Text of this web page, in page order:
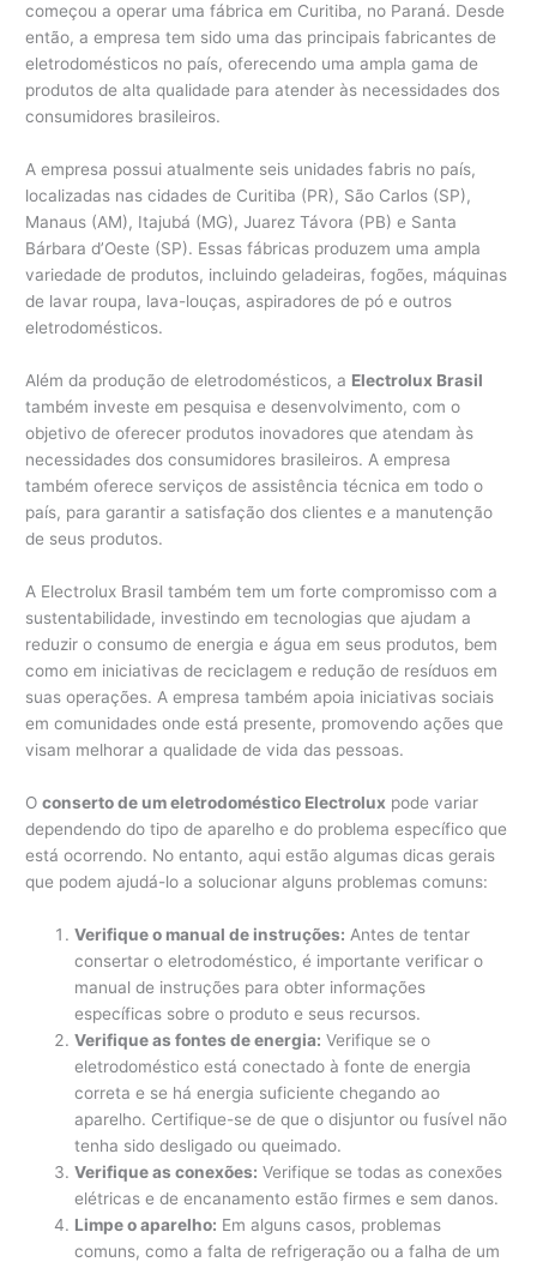
começou a operar uma fábrica em Curitiba, no Paraná. Desde
então, a empresa tem sido uma das principais fabricantes de
eletrodomésticos no país, oferecendo uma ampla gama de
produtos de alta qualidade para atender às necessidades dos
consumidores brasileiros.
A empresa possui atualmente seis unidades fabris no país,
localizadas nas cidades de Curitiba (PR), São Carlos (SP),
Manaus (AM), Itajubá (MG), Juarez Távora (PB) e Santa
Bárbara d’Oeste (SP). Essas fábricas produzem uma ampla
variedade de produtos, incluindo geladeiras, fogões, máquinas
de lavar roupa, lava-louças, aspiradores de pó e outros
eletrodomésticos.
Além da produção de eletrodomésticos, a Electrolux Brasil
também investe em pesquisa e desenvolvimento, com o
objetivo de oferecer produtos inovadores que atendam às
necessidades dos consumidores brasileiros. A empresa
também oferece serviços de assistência técnica em todo o
país, para garantir a satisfação dos clientes e a manutenção
de seus produtos.
A Electrolux Brasil também tem um forte compromisso com a
sustentabilidade, investindo em tecnologias que ajudam a
reduzir o consumo de energia e água em seus produtos, bem
como em iniciativas de reciclagem e redução de resíduos em
suas operações. A empresa também apoia iniciativas sociais
em comunidades onde está presente, promovendo ações que
visam melhorar a qualidade de vida das pessoas.
Oconserto de um eletrodoméstico Electrolux pode variar
dependendo do tipo de aparelho e do problema específico que
está ocorrendo. No entanto, aqui estão algumas dicas gerais
que podem ajudá-lo a solucionar alguns problemas comuns:
Verifique o manual de instruções: Antes de tentar
consertar o eletrodoméstico, é importante verificar o
manual de instruções para obter informações
específicas sobre o produto e seus recursos.
Verifique as fontes de energia: Verifique se o
eletrodoméstico está conectado à fonte de energia
correta e se há energia suficiente chegando ao
aparelho. Certifique-se de que o disjuntor ou fusível não
tenha sido desligado ou queimado.
Verifique as conexões: Verifique se todas as conexões
elétricas e de encanamento estão firmes e sem danos.
Limpe o aparelho: Em alguns casos, problemas
comuns, como a falta de refrigeração ou a falha de um